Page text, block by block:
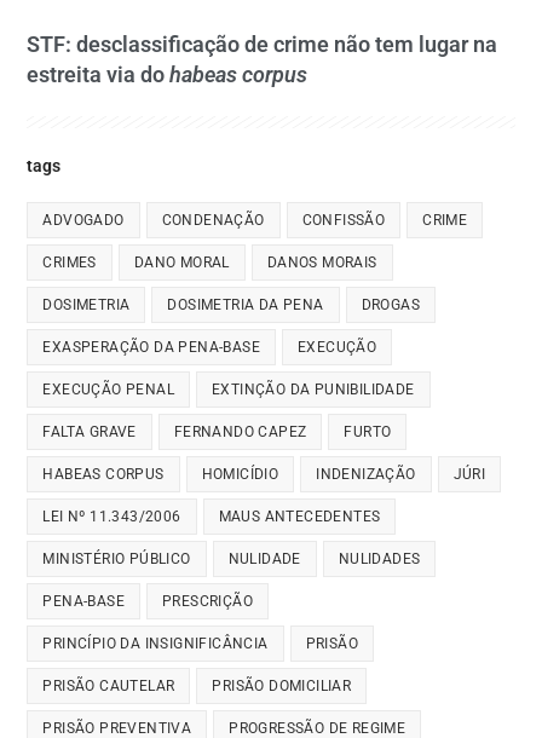
STF: desclassificação de crime não tem lugar na
estreita via dohabeas corpus
tags
ADVOGADO CONDENAÇÃO CONFISSÃO CRIME
CRIMES DANO MORAL DANOS MORAIS
DOSIMETRIA DOSIMETRIA DA PENA DROGAS
EXASPERAÇÃO DA PENA-BASE EXECUÇÃO
EXECUÇÃO PENAL EXTINÇÃO DA PUNIBILIDADE
FALTA GRAVE FERNANDO CAPEZ FURTO
HABEAS CORPUS HOMICÍDIO INDENIZAÇÃO JÚRI
LEI Nº 11.343/2006 MAUS ANTECEDENTES
MINISTÉRIO PÚBLICO NULIDADE NULIDADES
PENA-BASE PRESCRIÇÃO
PRINCÍPIO DA INSIGNIFICÂNCIA PRISÃO
PRISÃO CAUTELAR PRISÃO DOMICILIAR
PRISÃO PREVENTIVA PROGRESSÃO DE REGIME